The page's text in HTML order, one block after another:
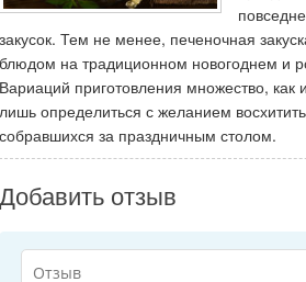
закусок. Тем не менее, печеночная
блюдом на традиционном новогоднем и
Вариаций приготовления множество, как
лишь определиться с желанием восхитить
собравшихся за праздничным столом.
Добавить отзыв